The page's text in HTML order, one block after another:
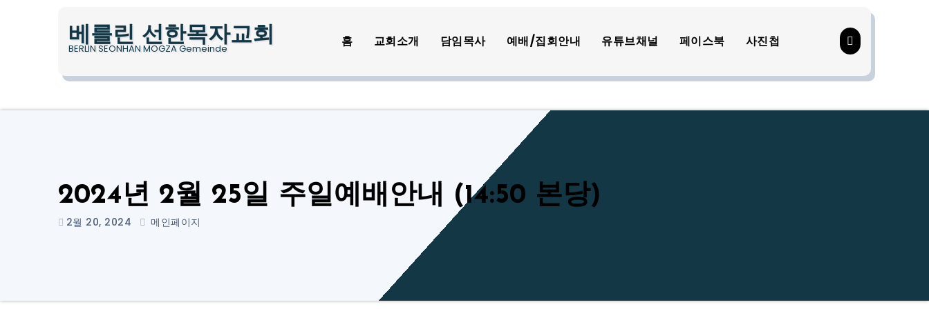
베를린 선한목자교회
BERLIN SEONHAN MOGZA Gemeinde 홈 교회소개 담임목사 예배/집회안내 유튜브채널 페이스북 사진첩
2024년 2월 25일 주일예배안내 (14:50 본당)
2월 20, 2024 메인페이지